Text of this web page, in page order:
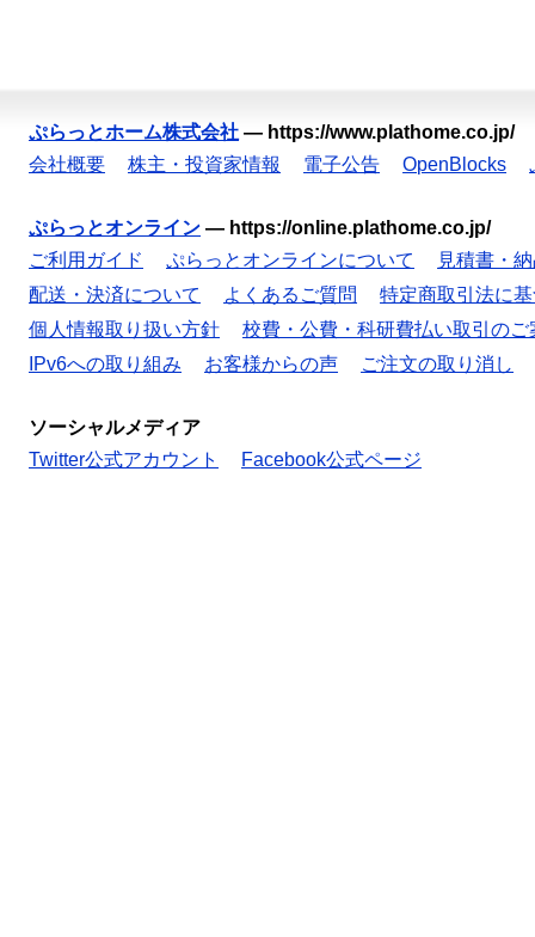
ぷらっとホーム株式会社 — https://www.plathome.co.jp/
会社概要
株主・投資家情報 電子公告 OpenBlocks
ぷらっとオンライン — https://online.plathome.co.jp/
ご利用ガイド
ぷらっとオンラインについて
見積書・
配送・決済について
よくあるご質問
特定商取引法に
個人情報取り扱い方針
校費・公費・科研費払い取引のご
IPv6への取り組み
お客様からの声 ご注文の取り消し
ソーシャルメディア
Twitter公式アカウント
Facebook公式ページ